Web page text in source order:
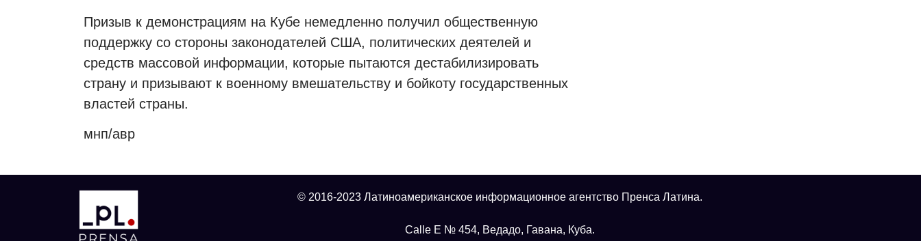
Призыв к демонстрациям на Кубе немедленно получил общественную
поддержку со стороны законодателей США, политических деятелей и
средств массовой информации, которые пытаются дестабилизировать
страну и призывают к военному вмешательству и бойкоту государственных
властей страны.
мнп/авр
© 2016-2023 Латиноамериканское информационное агентство Пренса Латина.
Calle E № 454, Ведадо, Гавана, Куба.